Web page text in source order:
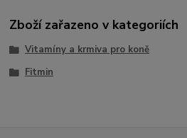
Zboží zařazeno v kategoriích
Vitamíny a krmiva pro koně
Fitmin